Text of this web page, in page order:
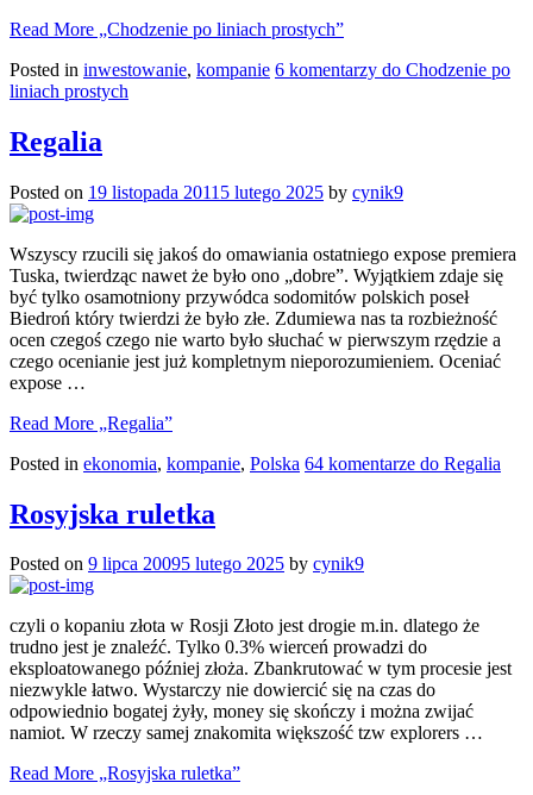
Read More „Chodzenie po liniach prostych”
Posted in inwestowanie, kompanie 6 komentarzy do Chodzenie po
liniach prostych
Regalia
Posted on 19 listopada 2011 5 lutego 2025 by cynik9
Wszyscy rzucili się jakoś do omawiania ostatniego expose premiera
Tuska, twierdząc nawet że było ono „dobre”. Wyjątkiem zdaje się
być tylko osamotniony przywódca sodomitów polskich poseł
Biedroń który twierdzi że było złe. Zdumiewa nas ta rozbieżność
ocen czegoś czego nie warto było słuchać w pierwszym rzędzie a
czego ocenianie jest już kompletnym nieporozumieniem. Oceniać
expose …
Read More „Regalia”
Posted in ekonomia, kompanie, Polska 64 komentarze do Regalia
Rosyjska ruletka
Posted on 9 lipca 20095 lutego 2025 by cynik9
czyli o kopaniu złota w Rosji Złoto jest drogie m.in. dlatego że
trudno jest je znaleźć. Tylko 0.3% wierceń prowadzi do
eksploatowanego później złoża. Zbankrutować w tym procesie jest
niezwykle łatwo. Wystarczy nie dowiercić się na czas do
odpowiednio bogatej żyły, money się skończy i można zwijać
namiot. W rzeczy samej znakomita większość tzw explorers …
Read More „Rosyjska ruletka”